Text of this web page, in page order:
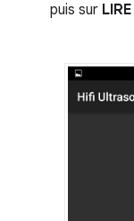
puis sur LIRE